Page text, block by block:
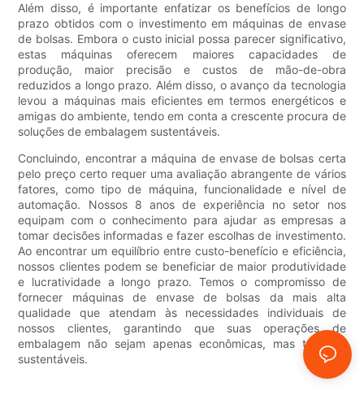
Além disso, é importante enfatizar os benefícios de longo
prazo obtidos com o investimento em máquinas de envase
de bolsas. Embora o custo inicial possa parecer significativo,
estas máquinas oferecem maiores capacidades de
produção, maior precisão e custos de mão-de-obra
reduzidos a longo prazo. Além disso, o avanço da tecnologia
levou a máquinas mais eficientes em termos energéticos e
amigas do ambiente, tendo em conta a crescente procura de
soluções de embalagem sustentáveis.
Concluindo, encontrar a máquina de envase de bolsas certa
pelo preço certo requer uma avaliação abrangente de vários
fatores, como tipo de máquina, funcionalidade e nível de
automação. Nossos 8 anos de experiência no setor nos
equipam com o conhecimento para ajudar as empresas a
tomar decisões informadas e fazer escolhas de investimento.
Ao encontrar um equilíbrio entre custo-benefício e eficiência,
nossos clientes podem se beneficiar de maior produtividade
e lucratividade a longo prazo. Temos o compromisso de
fornecer máquinas de envase de bolsas da mais alta
qualidade que atendam às necessidades individuais de
nossos clientes, garantindo que suas operações de
embalagem não sejam apenas econômicas, mas também
sustentáveis.